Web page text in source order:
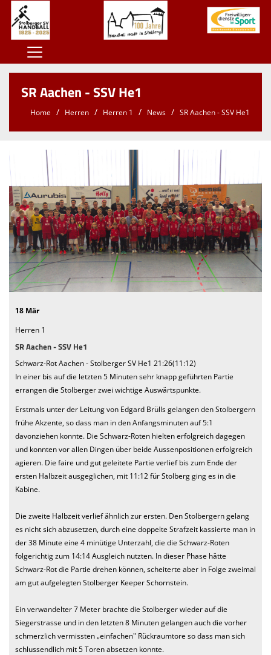
Home
100 Jahre SSV
Jugend
Kontaktformular
Sponsoren
Unterstützt den SSV
We want you
SR Aachen - SSV He1
Home Herren Herren 1 News SR Aachen - SSV He1
18 Mär
Herren 1
SR Aachen - SSV He1
Schwarz-Rot Aachen - Stolberger SV He1 21:26(11:12)
In einer bis auf die letzten 5 Minuten sehr knapp geführten Partie
errangen die Stolberger zwei wichtige Auswärtspunkte.
Erstmals unter der Leitung von Edgard Brülls gelangen den Stolbergern
frühe Akzente, so dass man in den Anfangsminuten auf 5:1
davonziehen konnte. Die Schwarz-Roten hielten erfolgreich dagegen
und konnten vor allen Dingen über beide Aussenpositionen erfolgreich
agieren. Die faire und gut geleitete Partie verlief bis zum Ende der
ersten Halbzeit ausgeglichen, mit 11:12 für Stolberg ging es in die
Kabine.
Die zweite Halbzeit verlief ähnlich zur ersten. Den Stolbergern gelang
es nicht sich abzusetzen, durch eine doppelte Strafzeit kassierte man in
der 38 Minute eine 4 minütige Unterzahl, die die Schwarz-Roten
folgerichtig zum 14:14 Ausgleich nutzten. In dieser Phase hätte
Schwarz-Rot die Partie drehen können, scheiterte aber in Folge zweimal
am gut aufgelegten Stolberger Keeper Schornstein.
Ein verwandelter 7 Meter brachte die Stolberger wieder auf die
Siegerstrasse und in den letzten 8 Minuten gelangen auch die vorher
schmerzlich vermissten „einfachen" Rückraumtore so dass man sich
schlussendlich mit 5 Toren absetzen konnte.